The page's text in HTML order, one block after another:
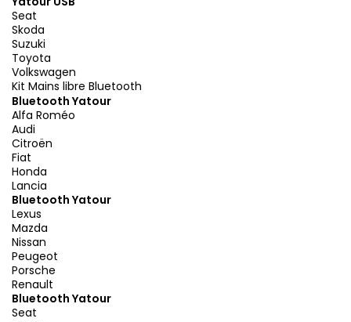
Seat
Skoda
Suzuki
Toyota
Volkswagen
Kit Mains libre Bluetooth
Bluetooth Yatour
Alfa Roméo
Audi
Citroën
Fiat
Honda
Lancia
Bluetooth Yatour
Lexus
Mazda
Nissan
Peugeot
Porsche
Renault
Bluetooth Yatour
Seat